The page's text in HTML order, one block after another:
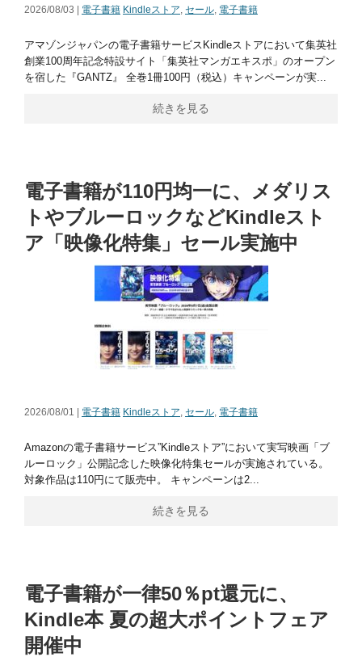
2026/08/03 | 電子書籍 Kindleストア, セール, 電子書籍
アマゾンジャパンの電子書籍サービスKindleストアにおいて集英社
創業100周年記念特設サイト「集英社マンガエキスポ」のオープン
を宿した『GANTZ』 全巻1冊100円（税込）キャンペーンが実...
続きを見る
電子書籍が110円均一に、メダリス
トやブルーロックなどKindleスト
ア「映像化特集」セール実施中
2026/08/01 | 電子書籍 Kindleストア, セール, 電子書籍
Amazonの電子書籍サービス”Kindleストア”において実写映画「ブ
ルーロック」公開記念した映像化特集セールが実施されている。
対象作品は110円にて販売中。 キャンペーンは2...
続きを見る
電子書籍が一律50％pt還元に、
Kindle本 夏の超大ポイントフェア
開催中